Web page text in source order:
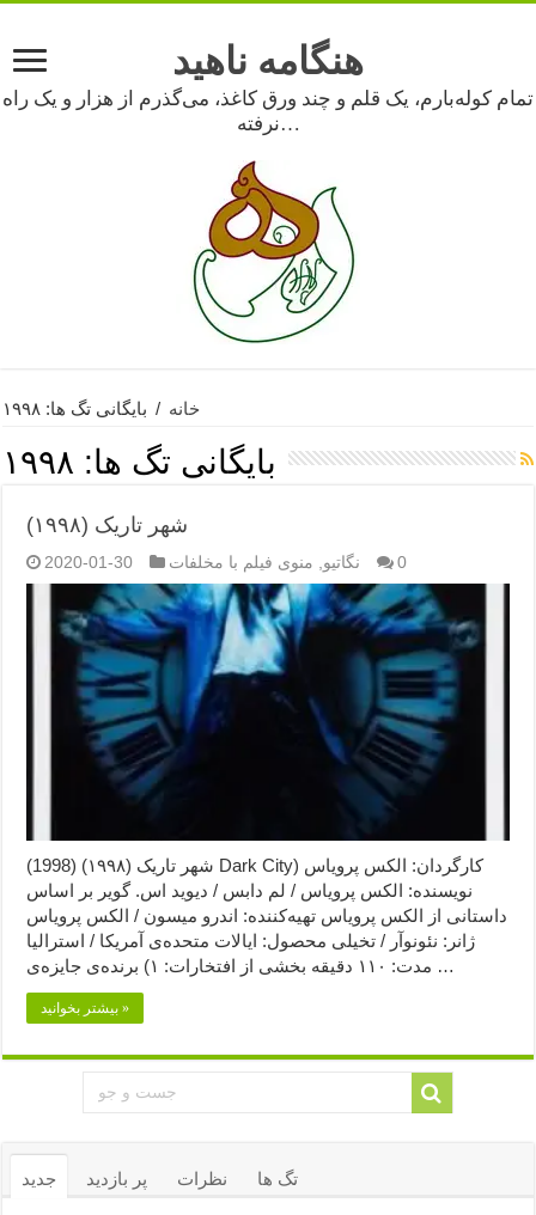
هنگامه ناهید
تمام کوله‌بارم، یک قلم و چند ورق کاغذ، می‌گذرم از هزار و یک راه
نرفته…
خانه / بایگانی تگ ها: ۱۹۹۸
بایگانی تگ ها: ۱۹۹۸
شهر تاریک (۱۹۹۸)
2020-01-30 نگاتیو منوی فیلم با مخلفات 0
شهر تاریک (۱۹۹۸) (1998) Dark City) کارگردان: الکس پرویاس
نویسنده: الکس پرویاس / لم دابس / دیوید اس. گویر بر اساس
داستانی از الکس پرویاس تهیه‌کننده: اندرو میسون / الکس پرویاس
ژانر: نئونوآر / تخیلی محصول: ایالات متحده‌ی آمریکا / استرالیا
مدت: ۱۱۰ دقیقه بخشی از افتخارات: ۱) برنده‌ی جایزه‌ی …
بیشتر بخوانید »
جدید پر بازدید نظرات تگ ها